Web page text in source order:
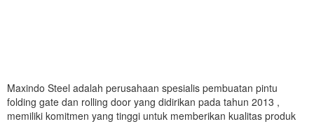
Maxindo Steel adalah perusahaan spesialis pembuatan pintu
folding gate dan rolling door yang didirikan pada tahun 2013 ,
memiliki komitmen yang tinggi untuk memberikan kualitas produk